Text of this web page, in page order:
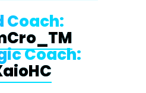
Coach:
Coach: